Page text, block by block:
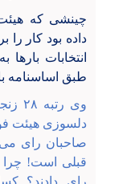
چینشی که
داده بود کار
انتخابات
طبق اساسنامه
وی
دلسوزی هیئت
صاحبان رای
قبلی است! چرا